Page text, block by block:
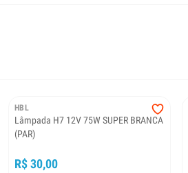
HBL
Lâmpada H7 12V 75W SUPER BRANCA
(PAR)
R$ 30,00